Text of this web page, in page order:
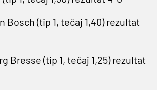
Bosch (tip 1, tečaj 1,40) rezultat
Bresse (tip 1, tečaj 1,25) rezultat